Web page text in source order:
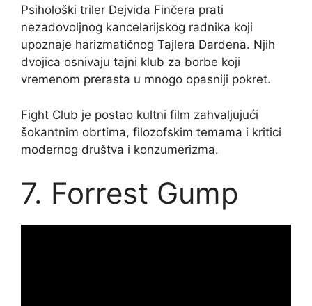
Psihološki triler Dejvida Finčera prati
nezadovoljnog kancelarijskog radnika koji
upoznaje harizmatičnog Tajlera Dardena. Njih
dvojica osnivaju tajni klub za borbe koji
vremenom prerasta u mnogo opasniji pokret.
Fight Club je postao kultni film zahvaljujući
šokantnim obrtima, filozofskim temama i kritici
modernog društva i konzumerizma.
7. Forrest Gump